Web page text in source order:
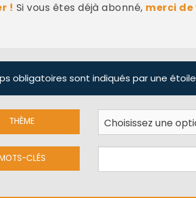
! Si vous êtes déjà abonné, merci de
obligatoires sont indiqués par une
THÈME
CLÉS